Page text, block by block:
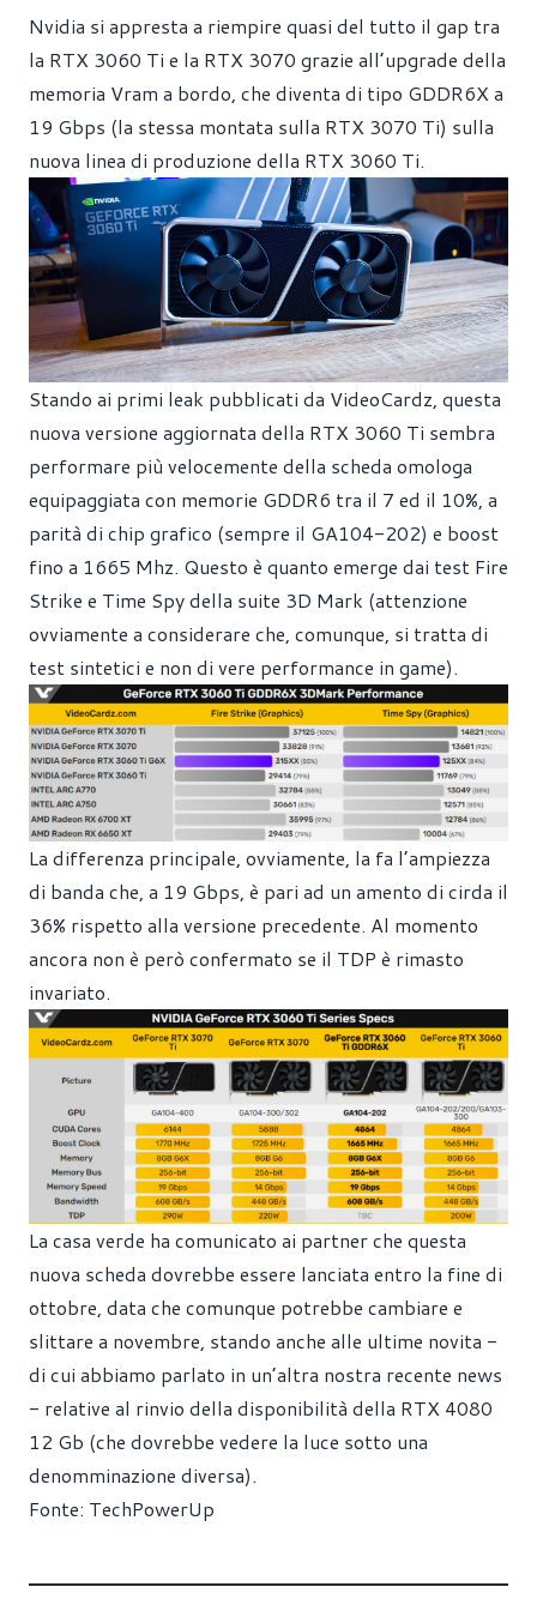
Nvidia si appresta a riempire quasi del tutto il gap tra
la RTX 3060 Ti e la RTX 3070 grazie all’upgrade della
memoria Vram a bordo, che diventa di tipo GDDR6X a
19 Gbps (la stessa montata sulla RTX 3070 Ti) sulla
nuova linea di produzione della RTX 3060 Ti.
Stando ai primi leak pubblicati da VideoCardz, questa
nuova versione aggiornata della RTX 3060 Ti sembra
performare più velocemente della scheda omologa
equipaggiata con memorie GDDR6 tra il 7 ed il 10%, a
parità di chip grafico (sempre il GA104-202) e boost
fino a 1665 Mhz. Questo è quanto emerge dai test Fire
Strike e Time Spy della suite 3D Mark (attenzione
ovviamente a considerare che, comunque, si tratta di
test sintetici e non di vere performance in game).
La differenza principale, ovviamente, la fa l’ampiezza
di banda che, a 19 Gbps, è pari ad un amento di cirda il
36% rispetto alla versione precedente. Al momento
ancora non è però confermato se il TDP è rimasto
invariato.
La casa verde ha comunicato ai partner che questa
nuova scheda dovrebbe essere lanciata entro la fine di
ottobre, data che comunque potrebbe cambiare e
slittare a novembre, stando anche alle ultime novita -
di cui abbiamo parlato in un’altra nostra recente news
- relative al rinvio della disponibilità della RTX 4080
12 Gb (che dovrebbe vedere la luce sotto una
denomminazione diversa).
Fonte: TechPowerUp